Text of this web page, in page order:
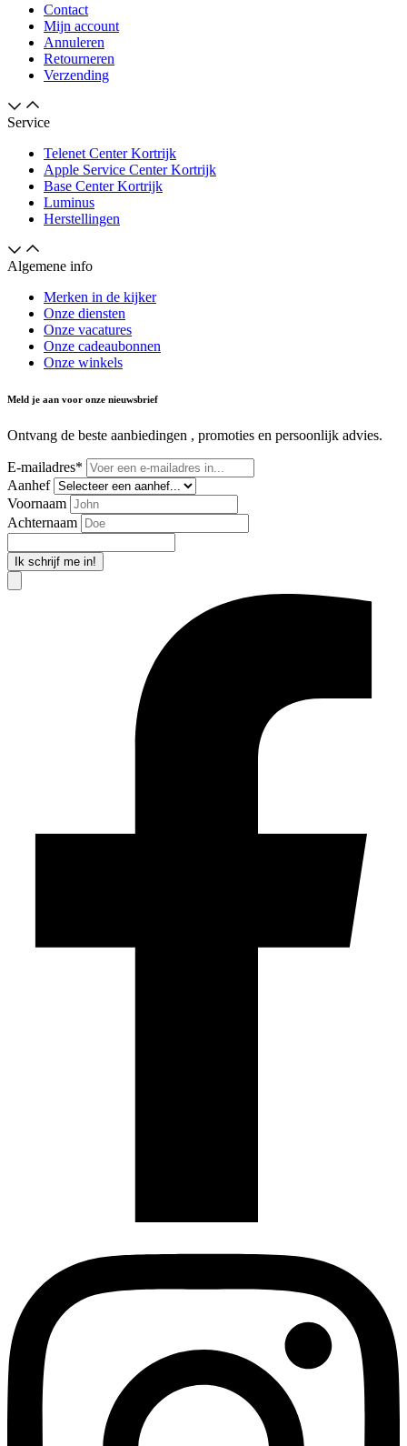
Contact
Mijn account
Annuleren
Retourneren
Verzending
Service
Telenet Center Kortrijk
Apple Service Center Kortrijk
Base Center Kortrijk
Luminus
Herstellingen
Algemene info
Merken in de kijker
Onze diensten
Onze vacatures
Onze cadeaubonnen
Onze winkels
Meld je aan voor onze nieuwsbrief
Ontvang de beste aanbiedingen , promoties en persoonlijk advies.
E-mailadres*
Aanhef
Voornaam
Achternaam
Ik schrijf me in!